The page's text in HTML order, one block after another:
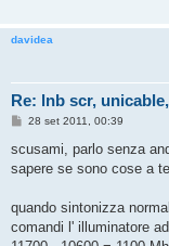
DVB-S IF freq is
dumping lists (0
Done.
davidea
Re: lnb scr,
M
s
a
i
o
28 set 2011, 00:39
scusami, parlo senza
sapere se sono cose a
quando sintonizza
comandi l' illuminatore